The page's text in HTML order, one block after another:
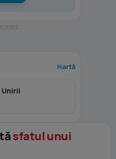
Hartă
sfatul unui